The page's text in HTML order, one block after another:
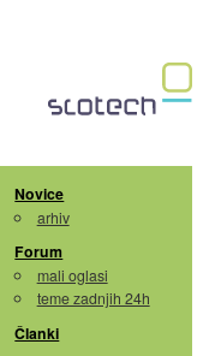
Novice
arhiv
Forum
mali oglasi
teme zadnjih 24h
Članki